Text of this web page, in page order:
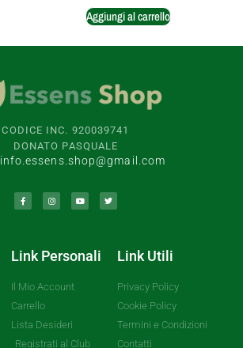
Aggiungi al carrello
CODICE INC. 920039741
DONATO PASQUALE
info.essens.shop@gmail.com
Link Personali
Il Mio Account
Carrello
Lista Desideri
Registrati al Club
Link Utili
Privacy Policy
Cookie Policy
Termini e Condizioni
Contatti